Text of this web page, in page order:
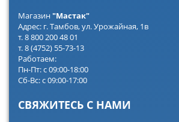
Магазин"Мастак"
Адрес: г. Тамбов, ул. Урожайная, 1в
т. 8 800 200 48 01
т. 8 (4752) 55-73-13
Работаем:
Пн-Пт: с 09:00-18:00
Сб-Вс: с 09:00-17:00
СВЯЖИТЕСЬ С НАМИ